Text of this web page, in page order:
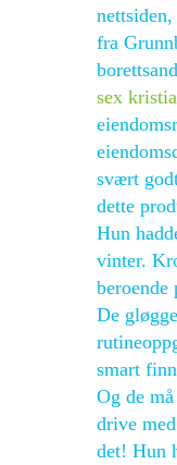
fra
sex
svært
dette
Hun
vinter.
De
smart
Og de
drive
det! Hun